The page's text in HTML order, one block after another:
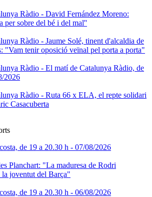
Ràdio - David Fernández Moreno:
per sobre del bé i del mal''
Ràdio - Jaume Solé, tinent d'alcaldia de
"Vam tenir oposició veïnal pel porta a porta"
Ràdio - El matí de Catalunya Ràdio, de
2026
Ràdio - Ruta 66 x ELA, el repte solidari
Casacuberta
de 19 a 20.30 h - 07/08/2026
Planchart: "La maduresa de Rodri
la joventut del Barça"
de 19 a 20.30 h - 06/08/2026